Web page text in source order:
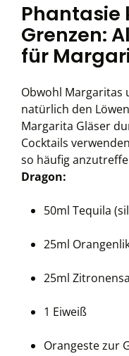
Phantasie
Grenzen:
für
Obwohl Margaritas
natürlich den
Margarita Gläser
Cocktails
so häufig
Dragon:
50ml Tequila
25ml
25ml
1 Eiweiß
Orangeste zur